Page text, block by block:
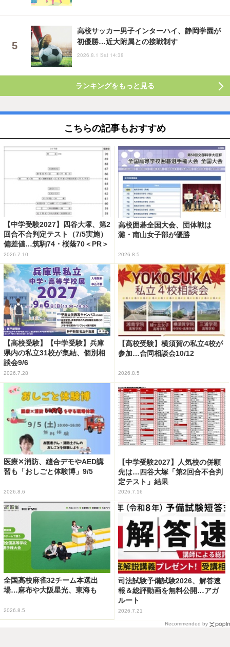
高校サッカー男子インターハイ、静岡学園が
初優勝…近大附属との接戦制す
2026.8.1 Sat 14:38
ランキングをもっと見る
こちらの記事もおすすめ
【中学受験2027】四谷大塚、第2
回合不合判定テスト（7/5実施）
偏差値…筑駒74・桜蔭70＜PR＞
2026.7.10
高校囲碁全国大会、団体戦は
灘・南山女子部が優勝
2026.8.5
【高校受験】【中学受験】兵庫
県内の私立31校が集結、個別相
談会9/6
2026.7.28
【高校受験】横須賀の私立4校が
参加…合同相談会10/12
2026.8.5
医療✕消防、縫合デモやAED講
習も「おしごと体験博」9/5
2026.8.6
【中学受験2027】人気校の併願
先は…四谷大塚「第2回合不合判
定テスト」結果
2026.7.16
全国高校麻雀32チーム本選出
場…麻布や大阪星光、東海も
2026.8.5
司法試験予備試験2026、解答速
報＆総評動画を無料公開…アガ
ルート
2026.7.21
Recommended by